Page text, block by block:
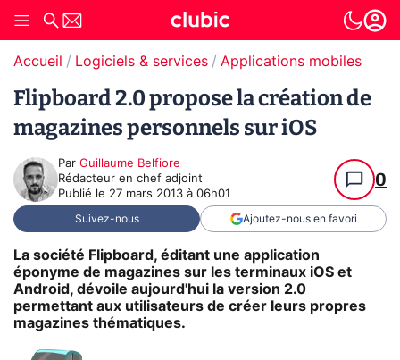
Accueil Logiciels & services Applications mobiles
Flipboard 2.0 propose la création de
magazines personnels sur iOS
Par Guillaume Belfiore
Rédacteur en chef adjoint
Publié le 27 mars 2013 à 06h01
0
Suivez-nous Ajoutez-nous en favori
La société Flipboard, éditant une application
éponyme de magazines sur les terminaux iOS et
Android, dévoile aujourd'hui la version 2.0
permettant aux utilisateurs de créer leurs propres
magazines thématiques.